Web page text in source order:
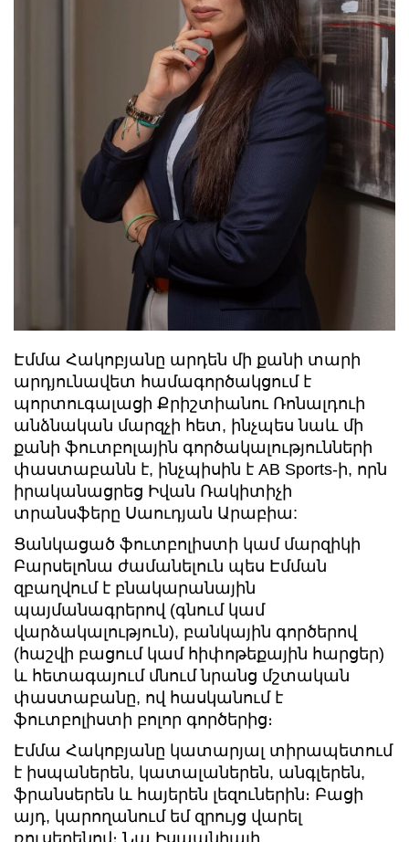
Էմմա Հակոբյանը արդեն մի քանի տարի
արդյունավետ համագործակցում է
պորտուգալացի Քրիշտիանու Ռոնալդուի
անձնական մարզչի հետ, ինչպես նաև մի
քանի ֆուտբոլային գործակալությունների
փաստաբանն է, ինչպիսին է AB Sports-ի, որն
իրականացրեց Իվան Ռակիտիչի
տրանսֆերը Սաուդյան Արաբիա:
Ցանկացած ֆուտբոլիստի կամ մարզիկի
Բարսելոնա ժամանելուն պես Էմման
զբաղվում է բնակարանային
պայմանագրերով (գնում կամ
վարձակալություն), բանկային գործերով
(հաշվի բացում կամ հիփոթեքային հարցեր)
և հետագայում մնում նրանց մշտական
փաստաբանը, ով հասկանում է
ֆուտբոլիստի բոլոր գործերից։
Էմմա Հակոբյանը կատարյալ տիրապետում
է իսպաներեն, կատալաներեն, անգլերեն,
ֆրանսերեն և հայերեն լեզուներին։ Բացի
այդ, կարողանում եմ զրույց վարել